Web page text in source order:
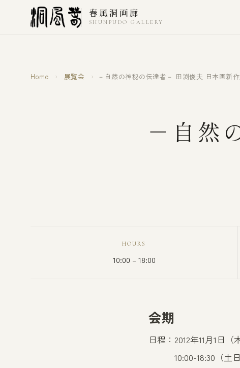
本文へスキップ 春風洞画廊
SHUNPUDO GALLERY
Home › 展覧会 › －自然の神秘の伝達者－ 田渕俊夫 日本画新
－自然
HOURS
10:00 – 18:00
会期
日程：2012年11月1日（
10:00-18:30（土日